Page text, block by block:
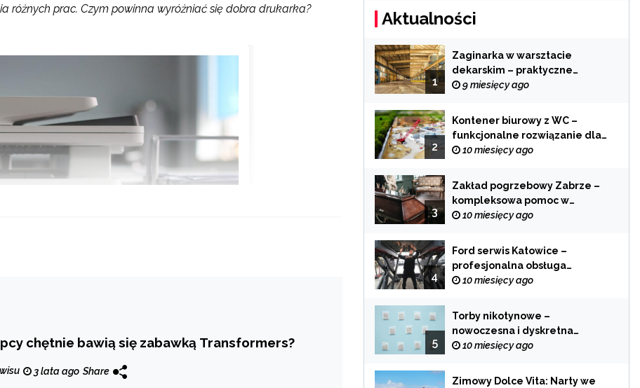
różnych prac. Czym powinna wyróżniać się dobra drukarka?
chętnie bawią się zabawką Transformers?
3 lata ago Share
Aktualności
1
Zaginarka w warsztacie
dekarskim – praktyczne
zastosowania
9 miesięcy ago
2
Kontener biurowy z WC –
funkcjonalne rozwiązanie dla
każdej branży
10 miesięcy ago
3
Zakład pogrzebowy Zabrze –
kompleksowa pomoc w
trudnych chwilach
10 miesięcy ago
4
Ford serwis Katowice –
profesjonalna obsługa
Twojego samochodu
10 miesięcy ago
5
Torby nikotynowe –
nowoczesna i dyskretna
alternatywa dla tradycyjnego
10 miesięcy ago
Zimowy Dolce Vita: Narty we